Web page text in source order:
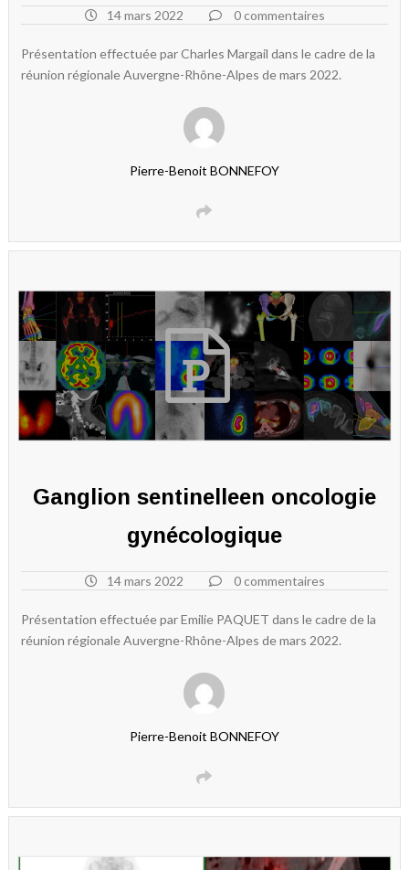
14 mars 2022 0 commentaires
Présentation effectuée par Charles Margail dans le cadre de la
réunion régionale Auvergne-Rhône-Alpes de mars 2022.
Pierre-Benoit BONNEFOY
Ganglion sentinelleen oncologie
gynécologique
14 mars 2022 0 commentaires
Présentation effectuée par Emilie PAQUET dans le cadre de la
réunion régionale Auvergne-Rhône-Alpes de mars 2022.
Pierre-Benoit BONNEFOY